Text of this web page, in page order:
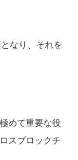
なり、それを
めて重要な役
スブロックチ